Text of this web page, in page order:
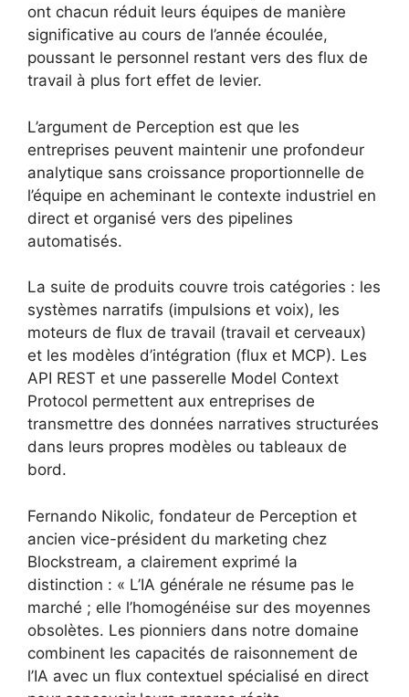
ont ​​chacun réduit leurs équipes de manière
significative au cours de l’année écoulée,
poussant le personnel restant vers des flux de
travail à plus fort effet de levier.
L’argument de Perception est que les
entreprises peuvent maintenir une profondeur
analytique sans croissance proportionnelle de
l’équipe en acheminant le contexte industriel en
direct et organisé vers des pipelines
automatisés.
La suite de produits couvre trois catégories : les
systèmes narratifs (impulsions et voix), les
moteurs de flux de travail (travail et cerveaux)
et les modèles d’intégration (flux et MCP). Les
API REST et une passerelle Model Context
Protocol permettent aux entreprises de
transmettre des données narratives structurées
dans leurs propres modèles ou tableaux de
bord.
Fernando Nikolic, fondateur de Perception et
ancien vice-président du marketing chez
Blockstream, a clairement exprimé la
distinction : « L’IA générale ne résume pas le
marché ; elle l’homogénéise sur des moyennes
obsolètes. Les pionniers dans notre domaine
combinent les capacités de raisonnement de
l’IA avec un flux contextuel spécialisé en direct